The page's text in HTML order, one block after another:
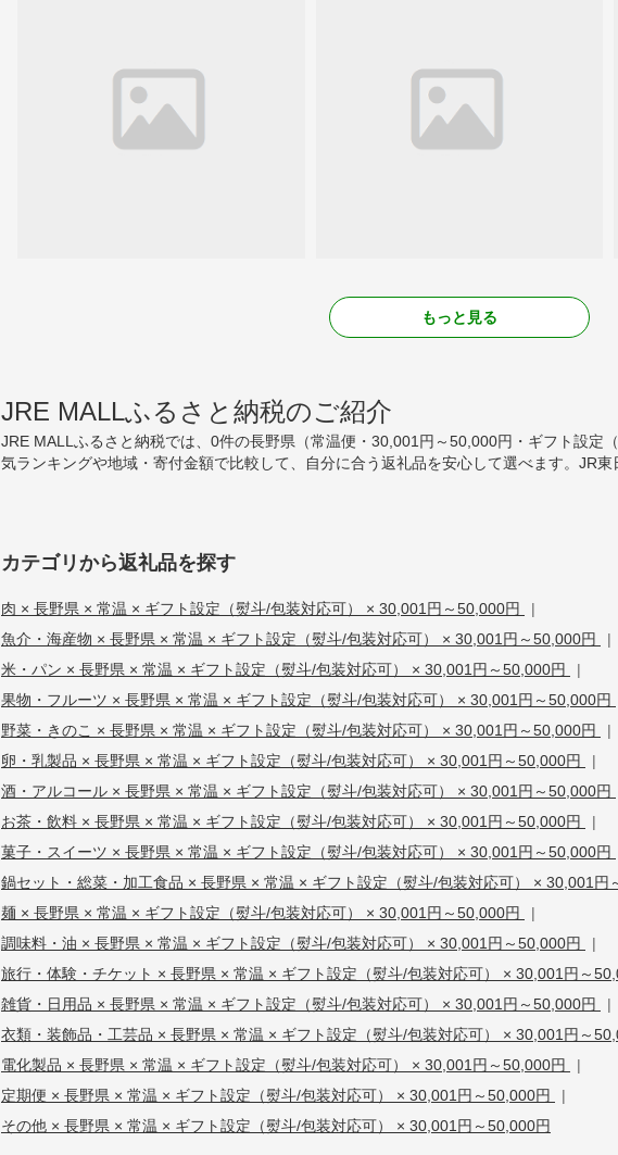
もっと見る
JRE MALLふるさと納税のご紹介
JRE MALLふるさと納税では、0件の長野県（常温便・30,001円～50,000円・ギフト設定
気ランキングや地域・寄付金額で比較して、自分に合う返礼品を安心して選べます。JR東
カテゴリから返礼品を探す
肉 × 長野県 × 常温 × ギフト設定（熨斗/包装対応可） × 30,001円～50,000円
|
魚介・海産物 × 長野県 × 常温 × ギフト設定（熨斗/包装対応可） × 30,001円～50,000円
|
米・パン × 長野県 × 常温 × ギフト設定（熨斗/包装対応可） × 30,001円～50,000円
|
果物・フルーツ × 長野県 × 常温 × ギフト設定（熨斗/包装対応可） × 30,001円～50,000円
野菜・きのこ × 長野県 × 常温 × ギフト設定（熨斗/包装対応可） × 30,001円～50,000円
|
卵・乳製品 × 長野県 × 常温 × ギフト設定（熨斗/包装対応可） × 30,001円～50,000円
|
酒・アルコール × 長野県 × 常温 × ギフト設定（熨斗/包装対応可） × 30,001円～50,000円
お茶・飲料 × 長野県 × 常温 × ギフト設定（熨斗/包装対応可） × 30,001円～50,000円
|
菓子・スイーツ × 長野県 × 常温 × ギフト設定（熨斗/包装対応可） × 30,001円～50,000円
鍋セット・総菜・加工食品 × 長野県 × 常温 × ギフト設定（熨斗/包装対応可） × 30,001円
麺 × 長野県 × 常温 × ギフト設定（熨斗/包装対応可） × 30,001円～50,000円
|
調味料・油 × 長野県 × 常温 × ギフト設定（熨斗/包装対応可） × 30,001円～50,000円
|
旅行・体験・チケット × 長野県 × 常温 × ギフト設定（熨斗/包装対応可） × 30,001円～
雑貨・日用品 × 長野県 × 常温 × ギフト設定（熨斗/包装対応可） × 30,001円～50,000円
|
衣類・装飾品・工芸品 × 長野県 × 常温 × ギフト設定（熨斗/包装対応可） × 30,001円～
電化製品 × 長野県 × 常温 × ギフト設定（熨斗/包装対応可） × 30,001円～50,000円
|
定期便 × 長野県 × 常温 × ギフト設定（熨斗/包装対応可） × 30,001円～50,000円
|
その他 × 長野県 × 常温 × ギフト設定（熨斗/包装対応可） × 30,001円～50,000円